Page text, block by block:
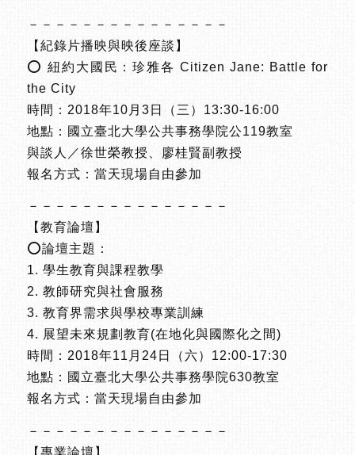
－－－－－－－－－－－－－－－
【紀錄片播映與映後座談】
⭕️ 紐約大國民：珍雅各 Citizen Jane: Battle for
the City
時間：2018年10月3日（三）13:30-16:00
地點：國立臺北大學公共事務學院公119教室
與談人／徐世榮教授、廖桂賢副教授
報名方式：當天現場自由參加
－－－－－－－－－－－－－－－
【教育論壇】
⭕️論壇主題：
1. 學生教育與課程教學
2. 教師研究與社會服務
3. 教育界需求與學校專業訓練
4. 展望未來規劃教育(在地化與國際化之間)
時間：2018年11月24日（六）12:00-17:30
地點：國立臺北大學公共事務學院630教室
報名方式：當天現場自由參加
－－－－－－－－－－－－－－－
【專業論壇】